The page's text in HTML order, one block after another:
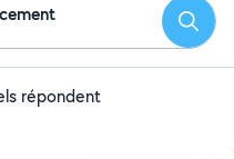
répondent